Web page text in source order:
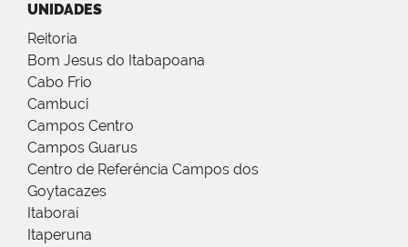
UNIDADES
Reitoria
Bom Jesus do Itabapoana
Cabo Frio
Cambuci
Campos Centro
Campos Guarus
Centro de Referência Campos dos
Goytacazes
Itaboraí
Itaperuna